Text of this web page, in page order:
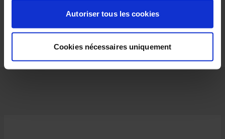
Autoriser tous les cookies
Cookies nécessaires uniquement
DÉCOUVREZ